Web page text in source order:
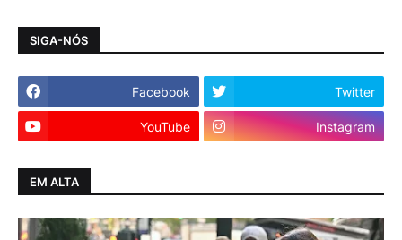
SIGA-NÓS
Facebook Twitter
YouTube Instagram
EM ALTA